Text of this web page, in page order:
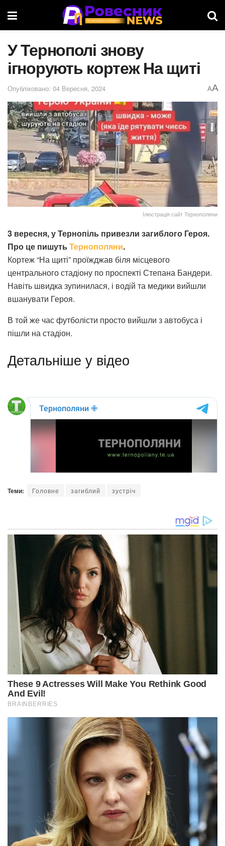
У Тернополі знову
ігнорують кортеж На щиті
Опубліковано: 04 Вересня, 2024 AA
Ілюстрація сайт Тернополяни
3 вересня, у Тернопіль привезли загиблого Героя.
Про це пишутьТернополяни.
Кортеж “На щиті” проїжджав біля місцевого
центрального стадіону по проспекті Степана Бандери.
Навіть швидка зупинилася, і водій та медики вийшли
вшанувати Героя.
В той же час футболісти просто вийшли з автобуса і
пішли на стадіон.
Детальніше у відео
Теми: Головне загиблий зустріч